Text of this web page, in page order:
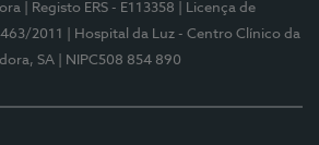
| Registo ERS - E113358
| Licença de
2011
| Hospital da Luz - Centro Clínico da
SA
| NIPC508 854 890